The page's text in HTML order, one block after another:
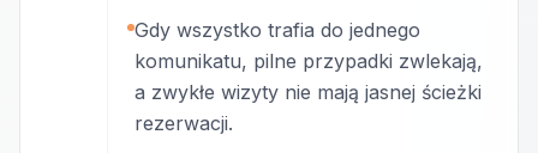
Gdy wszystko trafia do jednego
komunikatu, pilne przypadki zwlekają,
a zwykłe wizyty nie mają jasnej ścieżki
rezerwacji.